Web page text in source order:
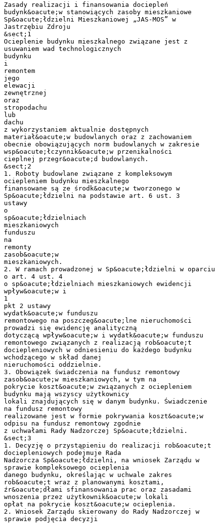
Zasady realizacji i finansowania dociepleń
budynk&oacute;w stanowiących zasoby mieszkaniowe
Sp&oacute;łdzielni Mieszkaniowej „JAS-MOS” w
Jastrzębiu Zdroju
&sect;1
Ocieplenie budynku mieszkalnego związane jest z
usuwaniem wad technologicznych
budynku
i
remontem
jego
elewacji
zewnętrznej
oraz
stropodachu
lub
dachu
z wykorzystaniem aktualnie dostępnych
materiał&oacute;w budowlanych oraz z zachowaniem
obecnie obowiązujących norm budowlanych w zakresie
wsp&oacute;łczynnik&oacute;w przenikalności
cieplnej przegr&oacute;d budowlanych.
&sect;2
1. Roboty budowlane związane z kompleksowym
ociepleniem budynku mieszkalnego
finansowane są ze środk&oacute;w tworzonego w
Sp&oacute;łdzielni na podstawie art. 6 ust. 3
ustawy
o
sp&oacute;łdzielniach
mieszkaniowych
funduszu
na
remonty
zasob&oacute;w
mieszkaniowych.
2. W ramach prowadzonej w Sp&oacute;łdzielni w oparciu
o art. 4 ust. 4
o sp&oacute;łdzielniach mieszkaniowych ewidencji
wpływ&oacute;w i
1
pkt 2 ustawy
wydatk&oacute;w funduszu
remontowego na poszczeg&oacute;lne nieruchomości
prowadzi się ewidencję analityczną
dotyczącą wpływ&oacute;w i wydatk&oacute;w funduszu
remontowego związanych z realizacją rob&oacute;t
dociepleniowych w odniesieniu do każdego budynku
wchodzącego w skład danej
nieruchomości oddzielnie.
3. Obowiązek świadczenia na fundusz remontowy
zasob&oacute;w mieszkaniowych, w tym na
pokrycie koszt&oacute;w związanych z ociepleniem
budynku mają wszyscy użytkownicy
lokali znajdujących się w danym budynku. Świadczenie
na fundusz remontowy
realizowane jest w formie pokrywania koszt&oacute;w
odpisu na fundusz remontowy zgodnie
z uchwałami Rady Nadzorczej Sp&oacute;łdzielni.
&sect;3
1. Decyzję o przystąpieniu do realizacji rob&oacute;t
dociepleniowych podejmuje Rada
Nadzorcza Sp&oacute;łdzielni, na wniosek Zarządu w
sprawie kompleksowego ocieplenia
danego budynku, określając w uchwale zakres
rob&oacute;t wraz z planowanymi kosztami,
źr&oacute;dłami sfinansowania prac oraz zasadami
wnoszenia przez użytkownik&oacute;w lokali
opłat na pokrycie koszt&oacute;w ocieplenia.
2. Wniosek Zarządu skierowany do Rady Nadzorczej w
sprawie podjęcia decyzji